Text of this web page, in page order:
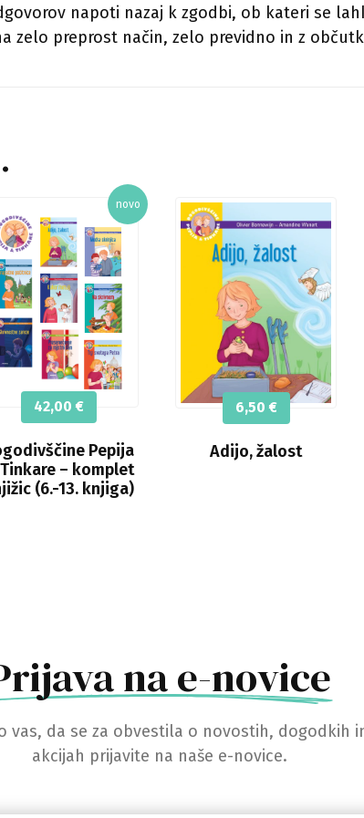
napoti nazaj k zgodbi, ob kateri se
zelo preprost način, zelo previdno in z
Pepija
– komplet
(6.-13. knjiga)
42,00€
Adijo, žalost
6,50€
na e-novice
vas, da se za obvestila o novostih, dogodkih
akcijah prijavite na naše e-novice.